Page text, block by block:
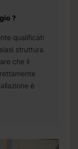
?
qualificati
struttura
che il
è